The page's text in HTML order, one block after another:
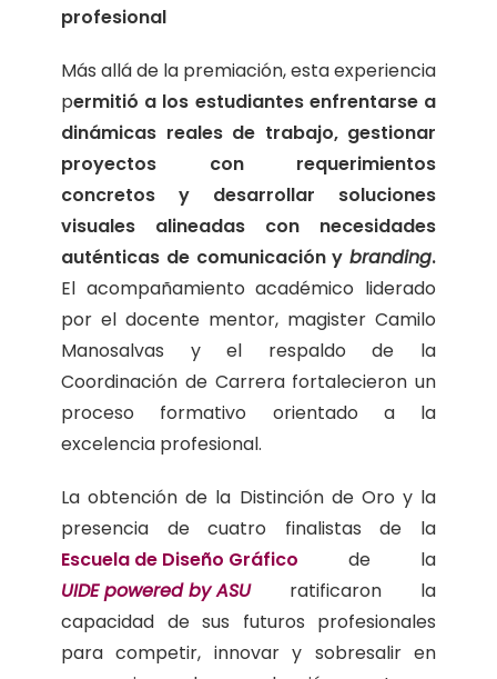
profesional
Más allá de la premiación, esta experiencia
permitió a los estudiantes enfrentarse a
dinámicas reales de trabajo, gestionar
proyectos con requerimientos
concretos y desarrollar soluciones
visuales alineadas con necesidades
auténticas de comunicación y branding.
El acompañamiento académico liderado
por el docente mentor, magister Camilo
Manosalvas y el respaldo de la
Coordinación de Carrera fortalecieron un
proceso formativo orientado a la
excelencia profesional.
La obtención de la Distinción de Oro y la
presencia de cuatro finalistas de la
Escuela de Diseño Gráfico de la
UIDE powered by ASUratificaron la
capacidad de sus futuros profesionales
para competir, innovar y sobresalir en